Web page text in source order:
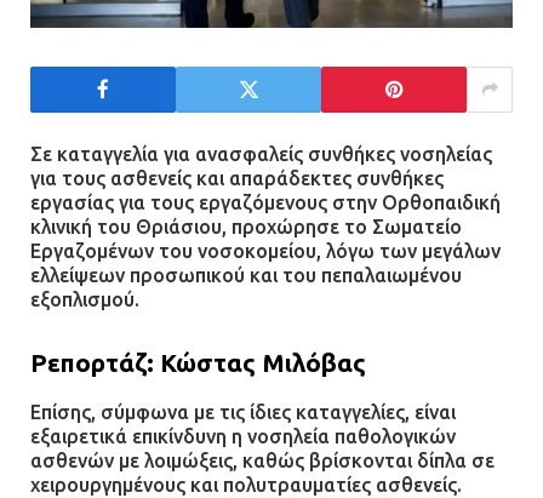
Σε καταγγελία για ανασφαλείς συνθήκες νοσηλείας
για τους ασθενείς και απαράδεκτες συνθήκες
εργασίας για τους εργαζόμενους στην Ορθοπαιδική
κλινική του Θριάσιου, προχώρησε το Σωματείο
Εργαζομένων του νοσοκομείου, λόγω των μεγάλων
ελλείψεων προσωπικού και του πεπαλαιωμένου
εξοπλισμού.
Ρεπορτάζ: Κώστας Μιλόβας
Επίσης, σύμφωνα με τις ίδιες καταγγελίες, είναι
εξαιρετικά επικίνδυνη η νοσηλεία παθολογικών
ασθενών με λοιμώξεις, καθώς βρίσκονται δίπλα σε
χειρουργημένους και πολυτραυματίες ασθενείς.